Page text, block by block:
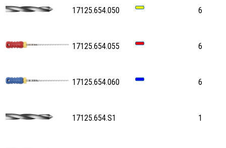
17125.654.050 6
17125.654.055 6
17125.654.060 6
17125.654.S1 1